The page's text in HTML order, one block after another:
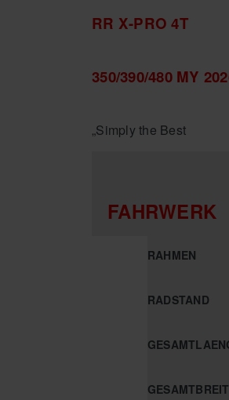
RR X-PRO 4T
350/390/480 MY
„Simply the Best
FAHRWERK
RAHMEN
RADSTAND